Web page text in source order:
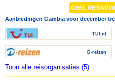
GEEL
Aanbiedingen Gambia voor december
TUI.nl
D-reizen
Toon alle reisorganisaties (5)